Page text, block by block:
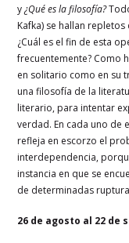
y¿Qué es la filosofía?
Kafka) se hallan
¿Cuál es el fin de esta
frecuentemente? Como
en solitario como en su
una filosofía de la
literario, para intentar
verdad. En cada uno de
refleja en escorzo el
interdependencia,
instancia en que se
de determinadas
26 de agosto al 22 de